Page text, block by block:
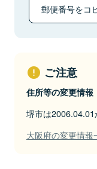
郵便番号をコ
ご注意
住所等の変更情報
堺市は
大阪府の変更情報